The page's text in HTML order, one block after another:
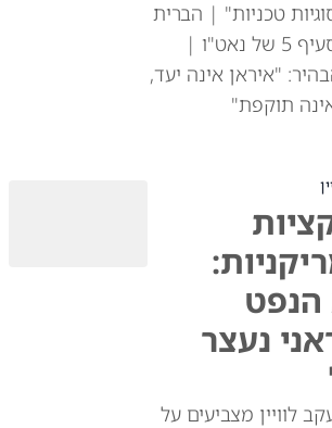
טכניות" | הברית
דומה לסעיף 5 של נאט"ו |
"איראן אינה יעד,
תוקפת"
הנפט
נעצר
לוויין מצביעים על